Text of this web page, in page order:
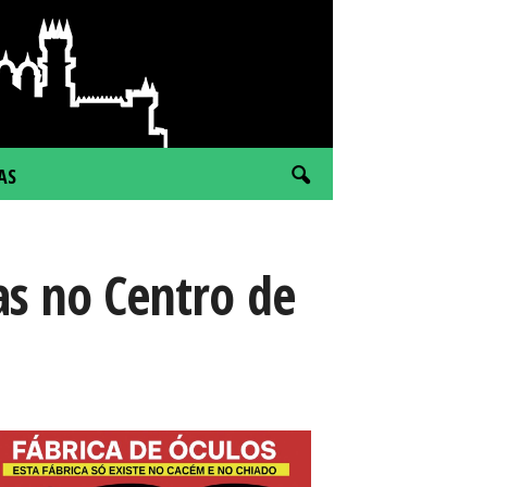
no Centro de